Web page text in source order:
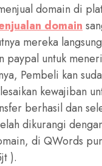
domain di
domain
mereka
paypal untuk
Pembeli kan
kewajiban
berhasil dan
dikurangi
di QWords
).